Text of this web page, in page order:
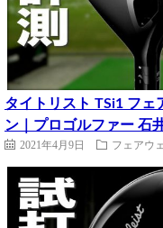
タイトリスト TSi1 フェ
ン｜プロゴルファー 石
2021年4月9日 フェアウ